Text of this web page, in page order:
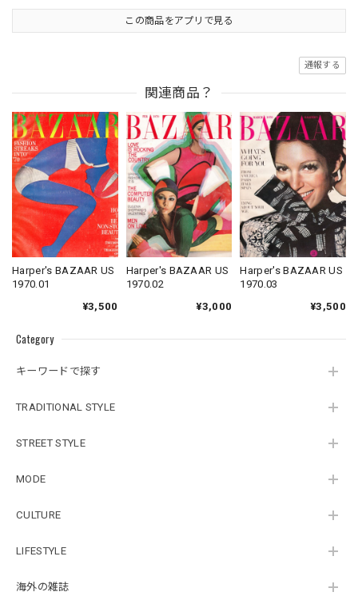
Category
キーワードで探す
TRADITIONAL STYLE
STREET STYLE
MODE
CULTURE
LIFESTYLE
海外の雑誌
この商品をアプリで見る
通報する
関連商品？
Harper's BAZAAR US
1970.01
¥3,500
Harper's BAZAAR US
1970.02
¥3,000
Harper's BAZAAR US
1970.03
¥3,500